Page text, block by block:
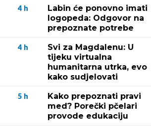
4 h
Labin će ponovno imati
logopeda: Odgovor na
prepoznate potrebe
4 h
Svi za Magdalenu: U
tijeku virtualna
humanitarna utrka, evo
kako sudjelovati
5 h
Kako prepoznati pravi
med? Porečki pčelari
provode edukaciju